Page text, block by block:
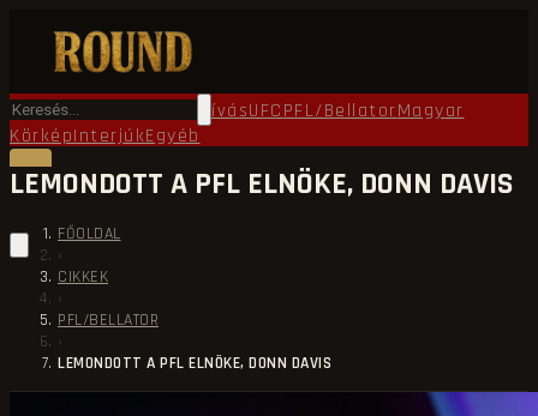
FőoldalRound TV ÖkölvívásUFCPFL/BellatorMagyar
KörképInterjúkEgyéb
LEMONDOTT A PFL ELNÖKE, DONN DAVIS
FŐOLDAL
›
CIKKEK
›
PFL/BELLATOR
›
LEMONDOTT A PFL ELNÖKE, DONN DAVIS